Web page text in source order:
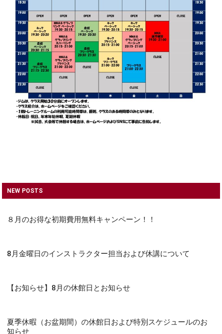
NEW POSTS
８月のお得な初期費用無料キャンペーン！！
8月金曜日のインストラクター担当および休講について
【お知らせ】8月の休館日とお知らせ
夏季休暇（お盆期間）の休館日および特別スケジュールのお
知らせ